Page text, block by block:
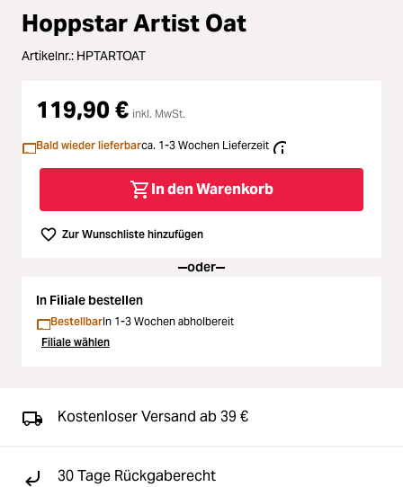
Licht & Studio
Bildbearbeitung
Ferngläser
Second Hand
Hoppstar Artist Oat
Artikelnr.: HPTARTOAT
119,90 € inkl. MwSt.
Bald wieder lieferbarca. 1-3 Wochen Lieferzeit
In den Warenkorb
Zur Wunschliste hinzufügen
oder
In Filiale bestellen
BestellbarIn 1-3 Wochen abholbereit
Filiale wählen
Kostenloser Versand ab 39 €
30 Tage Rückgaberecht